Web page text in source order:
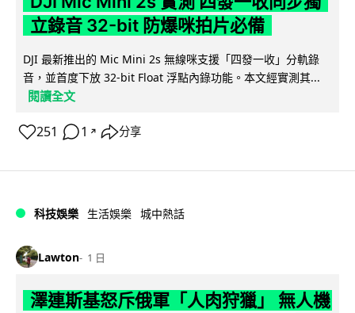
立錄音 32-bit 防爆咪拍片必備
DJI 最新推出的 Mic Mini 2s 無線咪支援「四發一收」分軌錄
音，並首度下放 32-bit Float 浮點內錄功能。本文經實測其...
閱讀全文
251 1 ↗ 分享
科技娛樂 生活娛樂 城中熱話
Lawton 1 日
澤連斯基怒斥俄軍「人肉狩獵」 無人機